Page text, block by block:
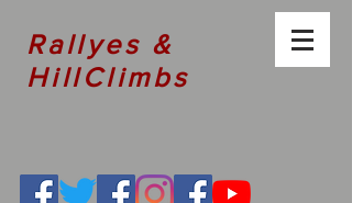
Rallyes &
HillClimbs